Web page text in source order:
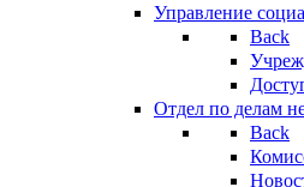
Управление
Back
Отдел по делам
Back